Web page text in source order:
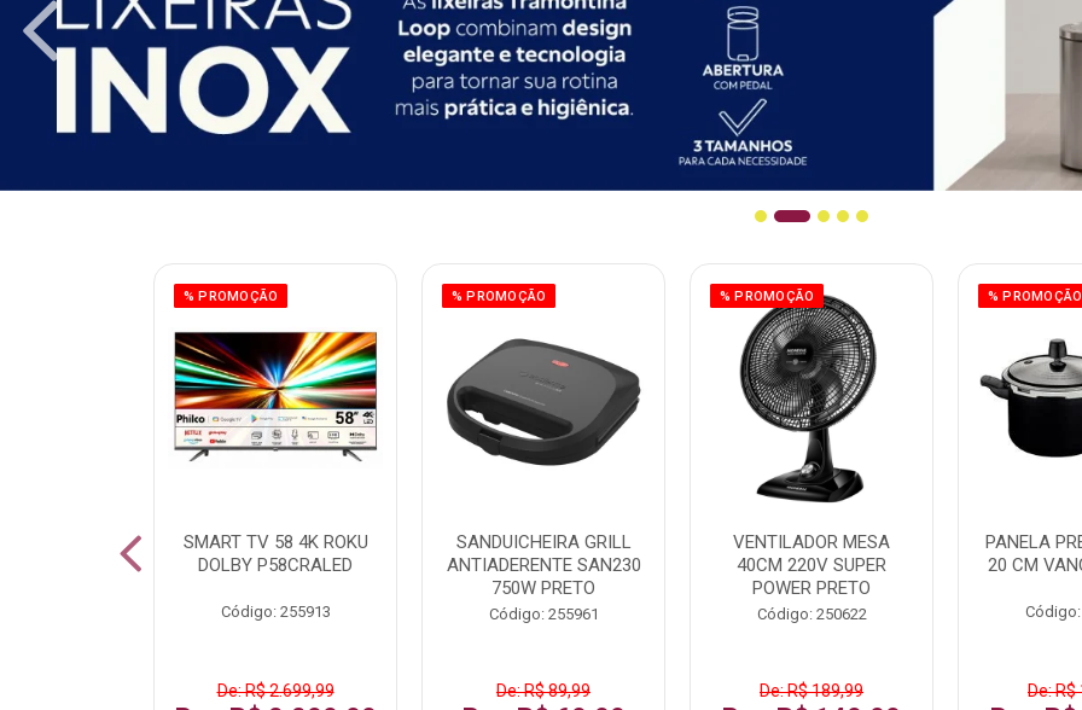
% PROMOÇÃO
SMART TV 58 4K ROKU
DOLBY P58CRALED
Código: 255913
De: R$ 2.699,99
% PROMOÇÃO
SANDUICHEIRA GRILL
ANTIADERENTE SAN230
750W PRETO
Código: 255961
De: R$ 89,99
% PROMOÇÃO
VENTILADOR MESA
40CM 220V SUPER
POWER PRETO
Código: 250622
De: R$ 189,99
% PROMOÇÃO
PANELA
20 CM
De: R$